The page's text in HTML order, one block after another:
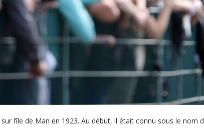
l’île de Man en 1923. Au début, il était connu sous le